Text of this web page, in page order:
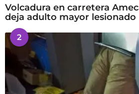
Volcadura en carretera
deja adulto mayor lesionado
2